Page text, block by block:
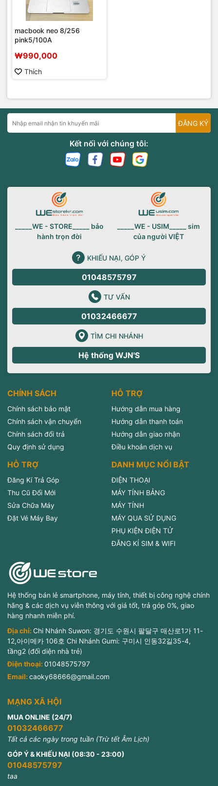
macbook neo 8/256
pink5/100A
₩990,000
Thích
ĐĂNG KÝ
Kết nối với chúng tôi:
_____WE - STORE_____ bảo
hành trọn đời
_____WE - USIM_____ sim
của người VIỆT
KHIẾU NẠI, GÓP Ý
01048575797
TƯ VẤN
01032466677
TÌM CHI NHÁNH
Hệ thống WJN'S
CHÍNH SÁCH
Chính sách bảo mật
Chính sách vận chuyển
Chính sách đổi trả
Quy định sử dụng
HỖ TRỢ
Hướng dẫn mua hàng
Hướng dẫn thanh toán
Hướng dẫn giao nhận
Điều khoản dịch vụ
HỖ TRỢ
Đăng Kí Trả Góp
Thu Cũ Đổi Mới
Sửa Chữa Máy
Đặt Vé Máy Bay
DANH MỤC NỔI BẬT
ĐIỆN THOẠI
MÁY TÍNH BẢNG
MÁY TÍNH
MÁY QUA SỬ DỤNG
PHỤ KIỆN ĐIỆN TỬ
ĐĂNG KÍ SIM & WIFI
Hệ thống bán lẻ smartphone, máy tính, thiết bị công nghệ chính
hãng & các dịch vụ viễn thông với giá tốt, trả góp 0%, giao
hàng nhanh miễn phí.
Địa chỉ: Chi Nhánh Suwon: 경기도 수원시 팔달구 매산로1가 11-
12,아이메카 106호 Chi Nhánh Gumi: 구미시 인동32길35-4,
tầng2 (đối diện nhà trẻ)
Điện thoại:01048575797
Email:caoky68666@gmail.com
MẠNG XÃ HỘI
MUA ONLINE (24/7)
01032466677
Tất cả các ngày trong tuần (Trừ tết Âm Lịch)
GÓP Ý & KHIẾU NẠI (08:30 - 23:00)
01048575797
taa